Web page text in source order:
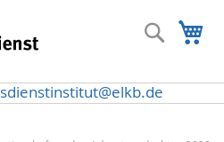
Suche